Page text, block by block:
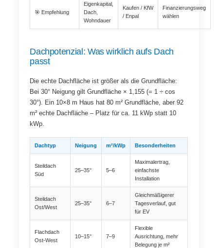
🎯 Empfehlung
Eigenkapital,
Dach,
Wohndauer
Kaufen / KfW
/ Enpal
Finanzierungsweg
wählen
Dachpotenzial: Was wirklich aufs Dach
passt
Die echte Dachfläche ist größer als die Grundfläche:
Bei 30° Neigung gilt Grundfläche × 1,155 (= 1 ÷ cos
30°). Ein 10×8 m Haus hat 80 m² Grundfläche, aber 92
m² echte Dachfläche – Platz für ca. 11 kWp statt 10
kWp.
Dachtyp Neigung m²/kWp Besonderheiten
Steildach
Süd
25–35° 5–6
Maximalertrag,
einfachste
Installation
Steildach
Ost/West
25–35° 6–7
Gleichmäßigerer
Tagesverlauf, gut
für EV
Flachdach
Ost-West
10–15° 7–9
Flexible
Ausrichtung, mehr
Belegung je m²